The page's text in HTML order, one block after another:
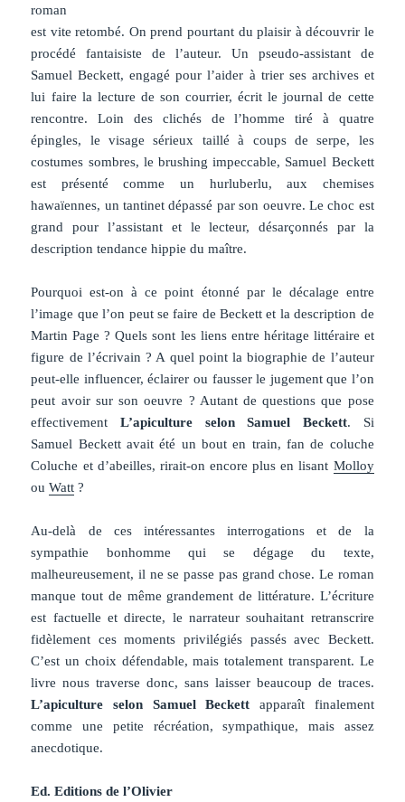
roman
est vite retombé. On prend pourtant du plaisir à découvrir le
procédé fantaisiste de l’auteur. Un pseudo-assistant de
Samuel Beckett, engagé pour l’aider à trier ses archives et
lui faire la lecture de son courrier, écrit le journal de cette
rencontre. Loin des clichés de l’homme tiré à quatre
épingles, le visage sérieux taillé à coups de serpe, les
costumes sombres, le brushing impeccable, Samuel Beckett
est présenté comme un hurluberlu, aux chemises
hawaïennes, un tantinet dépassé par son oeuvre. Le choc est
grand pour l’assistant et le lecteur, désarçonnés par la
description tendance hippie du maître.
Pourquoi est-on à ce point étonné par le décalage entre
l’image que l’on peut se faire de Beckett et la description de
Martin Page ? Quels sont les liens entre héritage littéraire et
figure de l’écrivain ? A quel point la biographie de l’auteur
peut-elle influencer, éclairer ou fausser le jugement que l’on
peut avoir sur son oeuvre ? Autant de questions que pose
effectivementL’apiculture selon Samuel Beckett. Si
Samuel Beckett avait été un bout en train, fan de coluche
Coluche et d’abeilles, rirait-on encore plus en lisant Molloy
ouWatt ?
Au-delà de ces intéressantes interrogations et de la
sympathie bonhomme qui se dégage du texte,
malheureusement, il ne se passe pas grand chose. Le roman
manque tout de même grandement de littérature. L’écriture
est factuelle et directe, le narrateur souhaitant retranscrire
fidèlement ces moments privilégiés passés avec Beckett.
C’est un choix défendable, mais totalement transparent. Le
livre nous traverse donc, sans laisser beaucoup de traces.
L’apiculture selon Samuel Beckett apparaît finalement
comme une petite récréation, sympathique, mais assez
anecdotique.
Ed. Editions de l’Olivier